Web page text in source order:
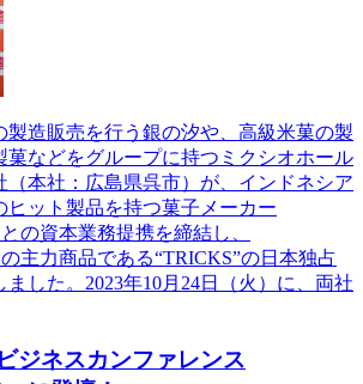
製造販売を行う銀の汐や、高級米菓の製
菓などをグループに持つミクシオホール
（本社：広島県呉市）が、インドネシア
ヒット製品を持つ菓子メーカー
の資本業務提携を締結し、
主力商品である“TRICKS”の日本独占
した。2023年10月24日（火）に、両社
ジネスカンファレンス